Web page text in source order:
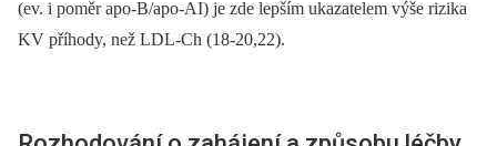
(ev. i poměr apo-B/apo-AI) je zde lepším ukazatelem výše rizika
KV příhody, než LDL-Ch (18-20,22).